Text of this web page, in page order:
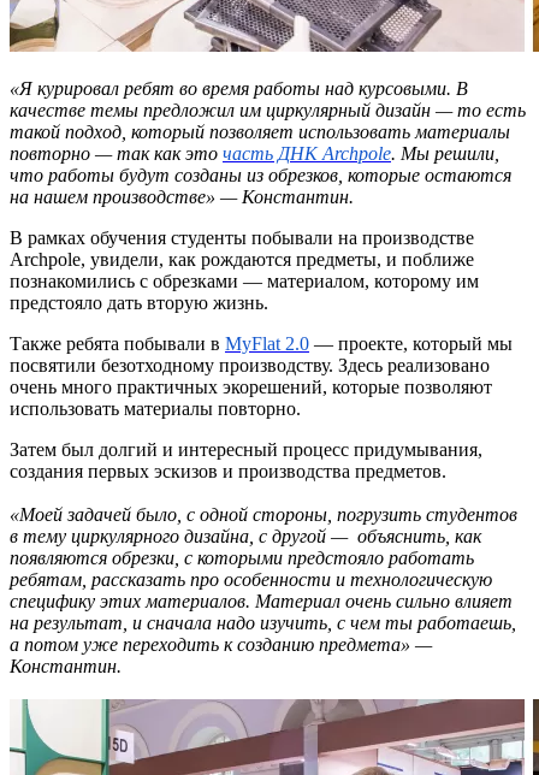
«Я курировал ребят во время работы над курсовыми. В
качестве темы предложил им циркулярный дизайн — то есть
такой подход, который позволяет использовать материалы
повторно — так как это часть ДНК Archpole. Мы решили,
что работы будут созданы из обрезков, которые остаются
на нашем производстве» — Константин.
В рамках обучения студенты побывали на производстве
Archpole, увидели, как рождаются предметы, и поближе
познакомились с обрезками — материалом, которому им
предстояло дать вторую жизнь.
Также ребята побывали в MyFlat 2.0 — проекте, который мы
посвятили безотходному производству. Здесь реализовано
очень много практичных экорешений, которые позволяют
использовать материалы повторно.
Затем был долгий и интересный процесс придумывания,
создания первых эскизов и производства предметов.
«Моей задачей было, с одной стороны, погрузить студентов
в тему циркулярного дизайна, с другой — объяснить, как
появляются обрезки, с которыми предстояло работать
ребятам, рассказать про особенности и технологическую
специфику этих материалов. Материал очень сильно влияет
на результат, и сначала надо изучить, с чем ты работаешь,
а потом уже переходить к созданию предмета» —
Константин.